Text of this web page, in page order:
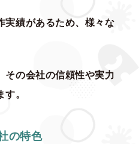
実績があるため、様々な
その会社の信頼性や実力
。
の特色